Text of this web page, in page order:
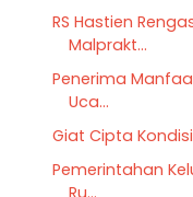
RS Hastien
Malprakt...
Penerima
Uca...
Giat Cipta
Pemerintahan
Ru...